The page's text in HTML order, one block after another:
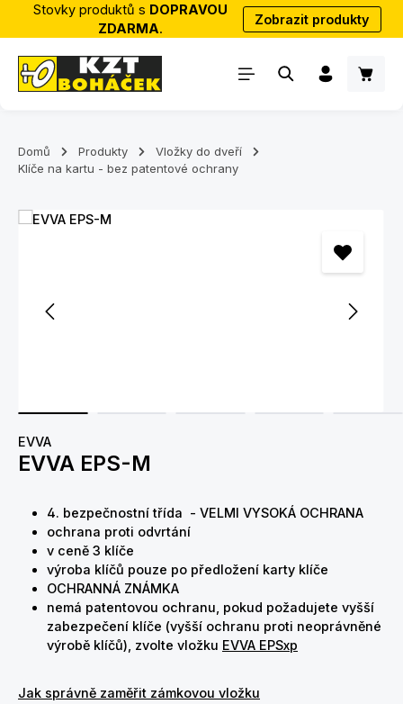
Přejít na hlavní obsah
Stovky produktů s DOPRAVOU
ZDARMA.
Zobrazit produkty
Domů Produkty
Vložky do dveří
Klíče na kartu - bez patentové ochrany
Přeskočit galerii obrázků
EVVA
EVVA EPS-M
4. bezpečnostní třída - VELMI VYSOKÁ OCHRANA
ochrana proti odvrtání
v ceně 3 klíče
výroba klíčů pouze po předložení karty klíče
OCHRANNÁ ZNÁMKA
nemá patentovou ochranu, pokud požadujete vyšší
zabezpečení klíče (vyšší ochranu proti neoprávněné
výrobě klíčů), zvolte vložku EVVA EPSxp
Jak správně zaměřit zámkovou vložku